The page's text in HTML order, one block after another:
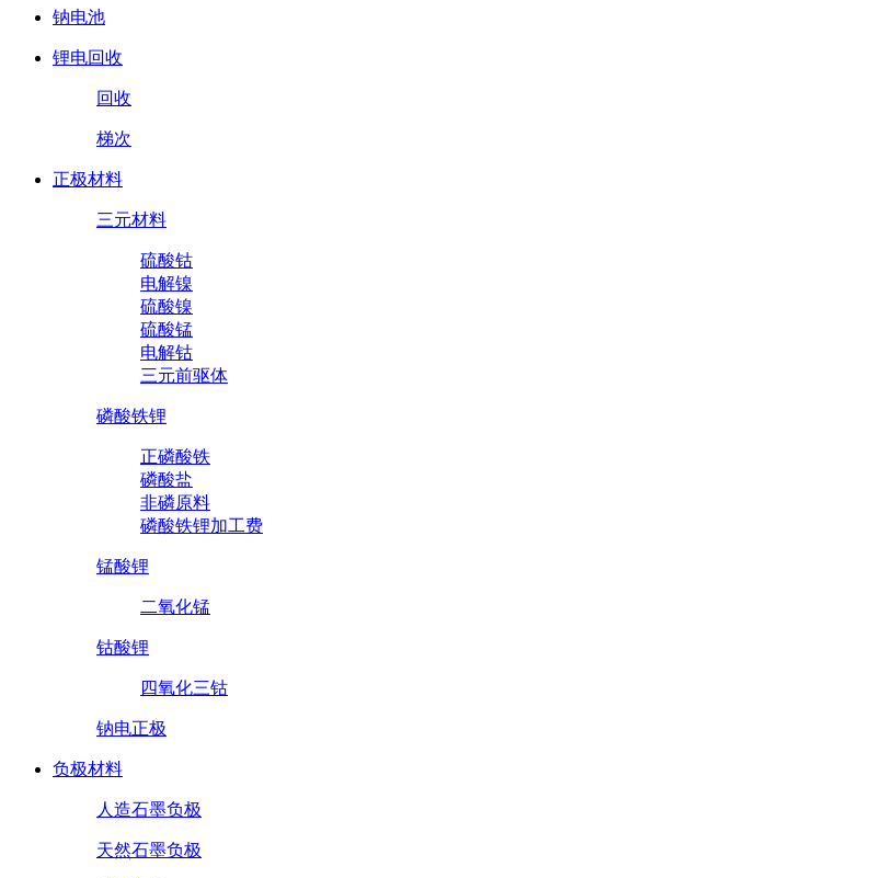
钠电池
锂电回收
回收
梯次
正极材料
三元材料
硫酸钴
电解镍
硫酸镍
硫酸锰
电解钴
三元前驱体
磷酸铁锂
正磷酸铁
磷酸盐
非磷原料
磷酸铁锂加工费
锰酸锂
二氧化锰
钴酸锂
四氧化三钴
钠电正极
负极材料
人造石墨负极
天然石墨负极